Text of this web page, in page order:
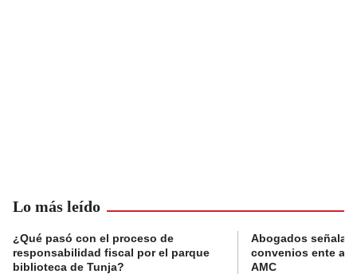
Lo más leído
¿Qué pasó con el proceso de
responsabilidad fiscal por el parque
biblioteca de Tunja?
Abogados
convenios ente
AMC